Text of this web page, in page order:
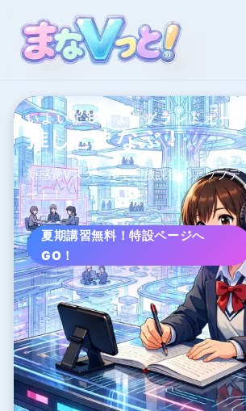
いよいよ８月よりグランドオー
推しとまなぶ！
新感覚Vスクールで、放課後のアップデ
ート！
夏期講習無料！特設ページへ
GO！